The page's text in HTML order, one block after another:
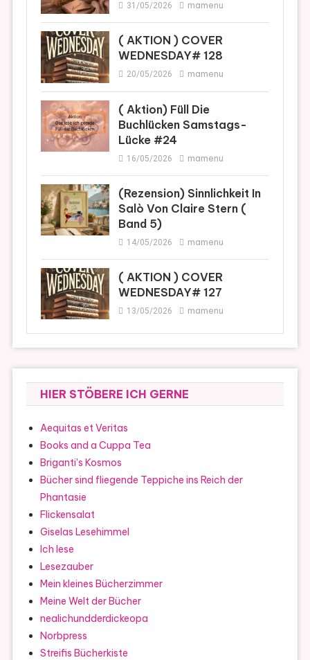
31/05/2026 mamenu
( AKTION ) COVER
WEDNESDAY# 128
20/05/2026 mamenu
( Aktion) Füll Die
Buchlücken Samstags-
Lücke #24
16/05/2026 mamenu
(Rezension) Sinnlichkeit In
Salò Von Claire Stern (
Band 5)
14/05/2026 mamenu
( AKTION ) COVER
WEDNESDAY# 127
13/05/2026 mamenu
HIER STÖBERE ICH GERNE
Aequitas et Veritas
Books and a Cuppa Tea
Briganti's Kosmos
Bücher sind fliegende Teppiche ins Reich der
Phantasie
Flickensalat
Giselas Lesehimmel
Ich lese
Lesezauber
Mein kleines Bücherzimmer
Meine Welt der Bücher
nealichundderdickeopa
Norbpress
Streifis Bücherkiste